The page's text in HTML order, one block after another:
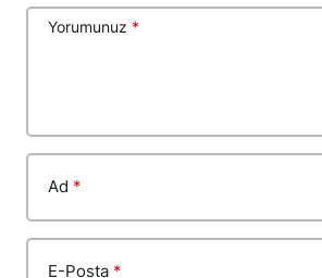
Yorumunuz *
Ad *
E-Posta *